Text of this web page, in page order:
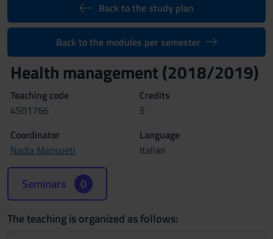
Back to the study plan
Back to the modules per semester
Health management (2018/2019)
Teaching code
4S01766
Credits
5
Coordinator
Nadia Mansueti
Language
Italian
Seminars 0
The teaching is organized as follows: